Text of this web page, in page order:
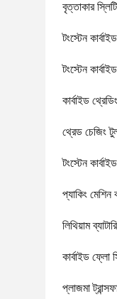
বৃত্তাকার
টংস্টেন
টংস্টেন
কার্বাইড
থ্রেড চেজিং
টংস্টেন
প্যাকিং
লিথিয়াম
কার্বাইড ফ্লো
প্লাজমা